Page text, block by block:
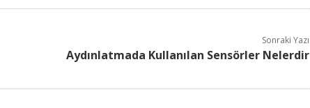
Sonraki Yazı
Aydınlatmada Kullanılan Sensörler Nelerdir